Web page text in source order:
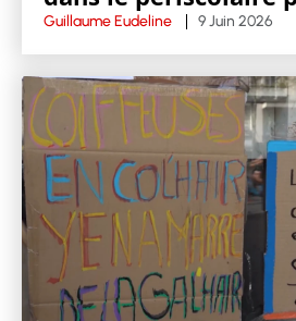
Guillaume Eudeline 9 Juin 2026